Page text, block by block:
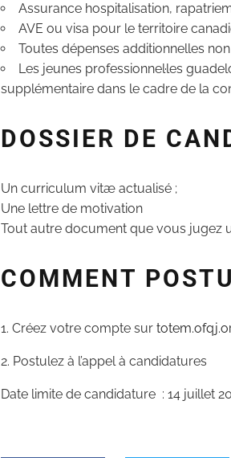
Assurance hospitalisation,
AVE ou visa pour le territoire
Toutes dépenses additionnelles
Les jeunes professionnel·les
supplémentaire dans le cadre de la
DOSSIER DE
Un curriculum vitæ actualisé ;
Une lettre de motivation
Tout autre document que vous jugez
COMMENT
1. Créez votre compte sur
2. Postulez à l’appel à candidatures
Date limite de candidature : 14 juillet